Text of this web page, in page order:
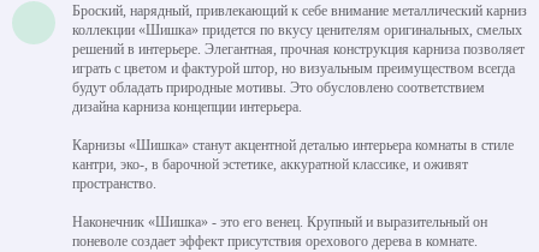
Броский, нарядный, привлекающий к себе внимание металлический карниз
коллекции «Шишка» придется по вкусу ценителям оригинальных, смелых
решений в интерьере. Элегантная, прочная конструкция карниза позволяет
играть с цветом и фактурой штор, но визуальным преимуществом всегда
будут обладать природные мотивы. Это обусловлено соответствием
дизайна карниза концепции интерьера.
Карнизы «Шишка» станут акцентной деталью интерьера комнаты в стиле
кантри, эко-, в барочной эстетике, аккуратной классике, и оживят
пространство.
Наконечник «Шишка» - это его венец. Крупный и выразительный он
поневоле создает эффект присутствия орехового дерева в комнате.